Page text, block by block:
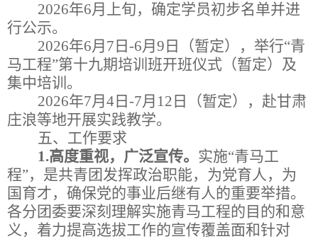
2026年6月 上旬，确定学员初步名单并进
行公示。
2026年6月 7 日 -6月 9 日 （暂定） ， 举行“青
马工程”第十九期培训班开班仪式（暂定） 及
集中培训 。
2026年7月 4 日 -7月 12 日 （暂定）
，赴甘肃
庄浪等地开展实践教学。
五、工作要求
1.高度重视，广泛宣传。 实施“青马工
程”，是共青团发挥政治职能，为党育人，为
国育才，确保党的事业后继有人的重要举措。
各分团委要深刻理解实施青马工程的目的和意
义，着力提高选拔工作的宣传覆盖面和针对